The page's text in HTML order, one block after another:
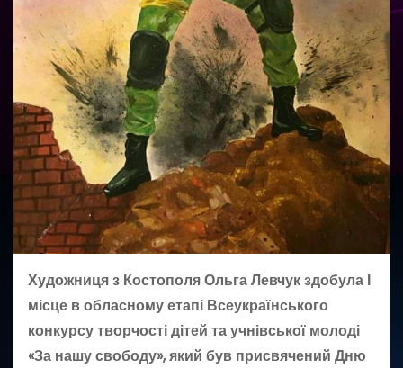
Художниця з Костополя Ольга Левчук здобула І
місце в обласному етапі Всеукраїнського
конкурсу творчості дітей та учнівської молоді
«За нашу свободу», який був присвячений Дню